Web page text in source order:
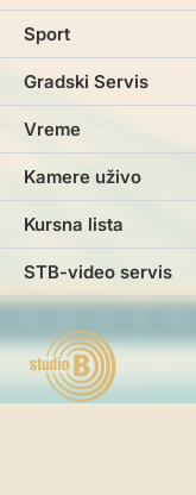
Sport
Gradski Servis
Vreme
Kamere uživo
Kursna lista
STB-video servis